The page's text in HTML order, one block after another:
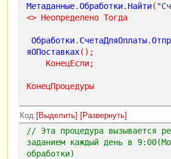
Метаданные.Обработки. Найти(
<> Неопределено Тогда
Обработки. СчетаДляОплаты.
яОПоставках();
КонецЕсли;
КонецПроцедуры
Код Выделить Развернуть
// Эта процедура вызывается
заданием каждый день в
обработки)